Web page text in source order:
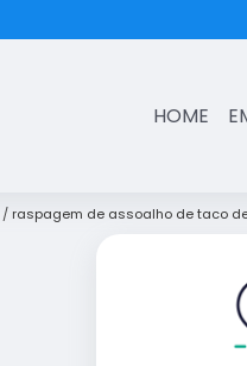
HOME
raspagem de assoalho de taco